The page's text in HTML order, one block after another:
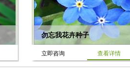
勿忘我花卉种子
立即咨询 查看详情